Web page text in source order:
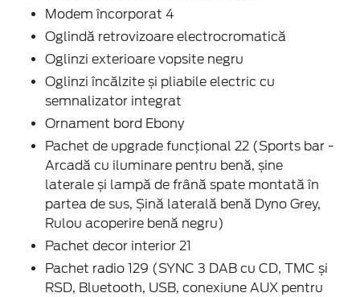
Modem încorporat 4
Oglindă retrovizoare electrocromatică
Oglinzi exterioare vopsite negru
Oglinzi încălzite și pliabile electric cu
semnalizator integrat
Ornament bord Ebony
Pachet de upgrade funcțional 22 (Sports bar -
Arcadă cu iluminare pentru benă, șine
laterale și lampă de frână spate montată în
partea de sus, Șină laterală benă Dyno Grey,
Rulou acoperire benă negru)
Pachet decor interior 21
Pachet radio 129 (SYNC 3 DAB cu CD, TMC și
RSD, Bluetooth, USB, conexiune AUX pentru